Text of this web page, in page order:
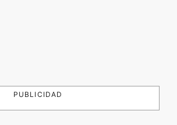
PUBLICIDAD